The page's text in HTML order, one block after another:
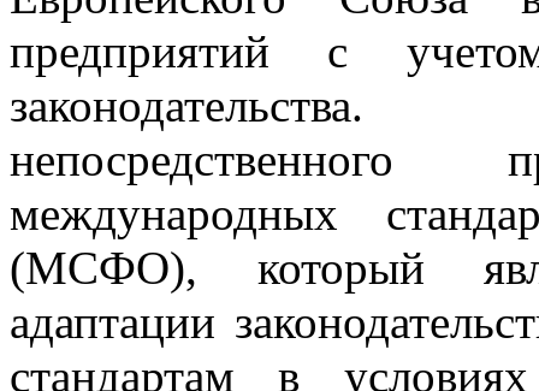
предприятий с
международных
(МСФО), который
адаптации
стандартам в